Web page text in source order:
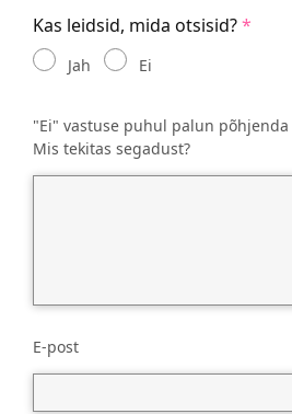
Kas leidsid, mida otsisid?
Jah Ei
"Ei" vastuse puhul palun
Mis tekitas segadust?
E-post